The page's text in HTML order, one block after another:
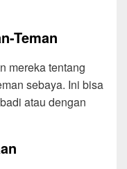
Teman
mereka tentang
sebaya. Ini bisa
atau dengan